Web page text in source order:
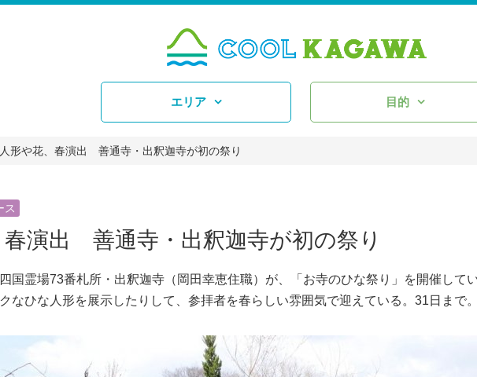
エリア 目的
形や花、春演出 善通寺・出釈迦寺が初の祭り
ス
演出 善通寺・出釈迦寺が初の祭り
国霊場73番札所・出釈迦寺（岡田幸恵住職）が、「お寺のひな祭り」を開催して
なひな人形を展示したりして、参拝者を春らしい雰囲気で迎えている。31日まで